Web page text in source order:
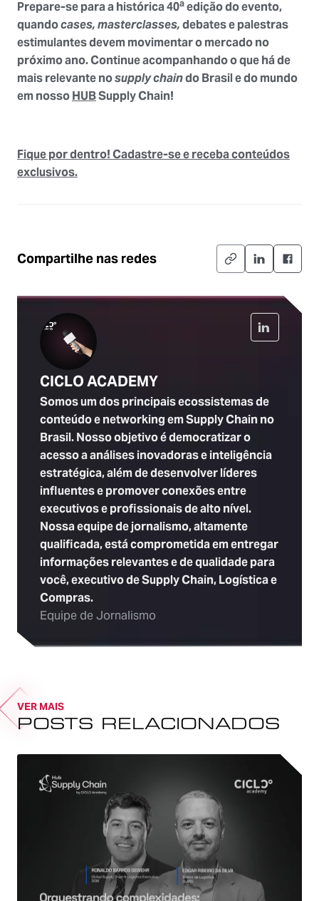
Prepare-se para a histórica 40a edição do evento,
quandocases, masterclasses,debates e palestras
estimulantes devem movimentar o mercado no
próximo ano. Continue acompanhando o que há de
mais relevante nosupply chaindo Brasil e do mundo
em nossoHUBSupply Chain!
Fique por dentro! Cadastre-se e receba conteúdos
exclusivos.
Compartilhe nas redes
CICLO ACADEMY
Somos um dos principais ecossistemas de
conteúdo e networking em Supply Chain no
Brasil. Nosso objetivo é democratizar o
acesso a análises inovadoras e inteligência
estratégica, além de desenvolver líderes
influentes e promover conexões entre
executivos e profissionais de alto nível.
Nossa equipe de jornalismo, altamente
qualificada, está comprometida em entregar
informações relevantes e de qualidade para
você, executivo de Supply Chain, Logística e
Compras.
Equipe de Jornalismo
VER MAIS
POSTS RELACIONADOS